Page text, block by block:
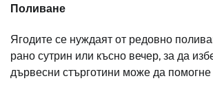
Поливане
Ягодите се нуждаят от редовно
рано сутрин или късно вечер, за да
дървесни стърготини може да